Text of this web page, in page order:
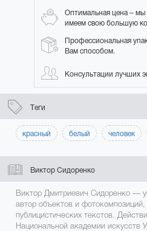
Оптимальная цена –
имеем свою большую
Профессиональная
Вам способом.
Консультации лучших
Теги
красный белый человек
Виктор Сидоренко
Виктор Дмитриевич Сидоренко —
автор объектов и
публицистических текстов.
Национальной академии искусств